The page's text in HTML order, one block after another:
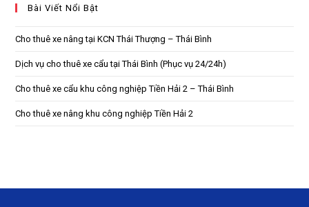
Bài Viết Nổi Bật
Cho thuê xe nâng tại KCN Thái Thượng – Thái Bình
Dịch vụ cho thuê xe cẩu tại Thái Bình (Phục vụ 24/24h)
Cho thuê xe cẩu khu công nghiệp Tiền Hải 2 – Thái Bình
Cho thuê xe nâng khu công nghiệp Tiền Hải 2